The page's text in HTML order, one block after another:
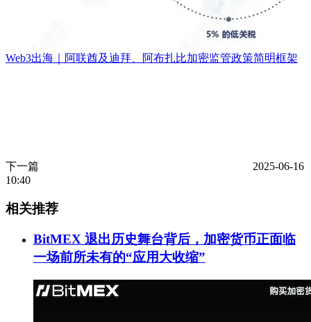
Web3出海｜阿联酋及迪拜、阿布扎比加密监管政策简明框架
下一篇
2025-06-16
10:40
相关推荐
BitMEX 退出历史舞台背后，加密货币正面临
一场前所未有的“应用大收缩”